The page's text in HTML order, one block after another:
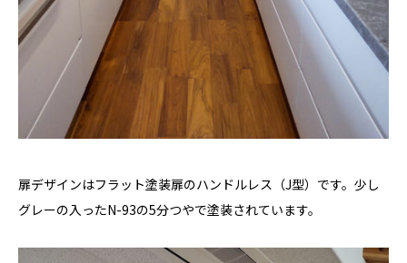
扉デザインはフラット塗装扉のハンドルレス（J型）です。少し
グレーの入ったN-93の5分つやで塗装されています。